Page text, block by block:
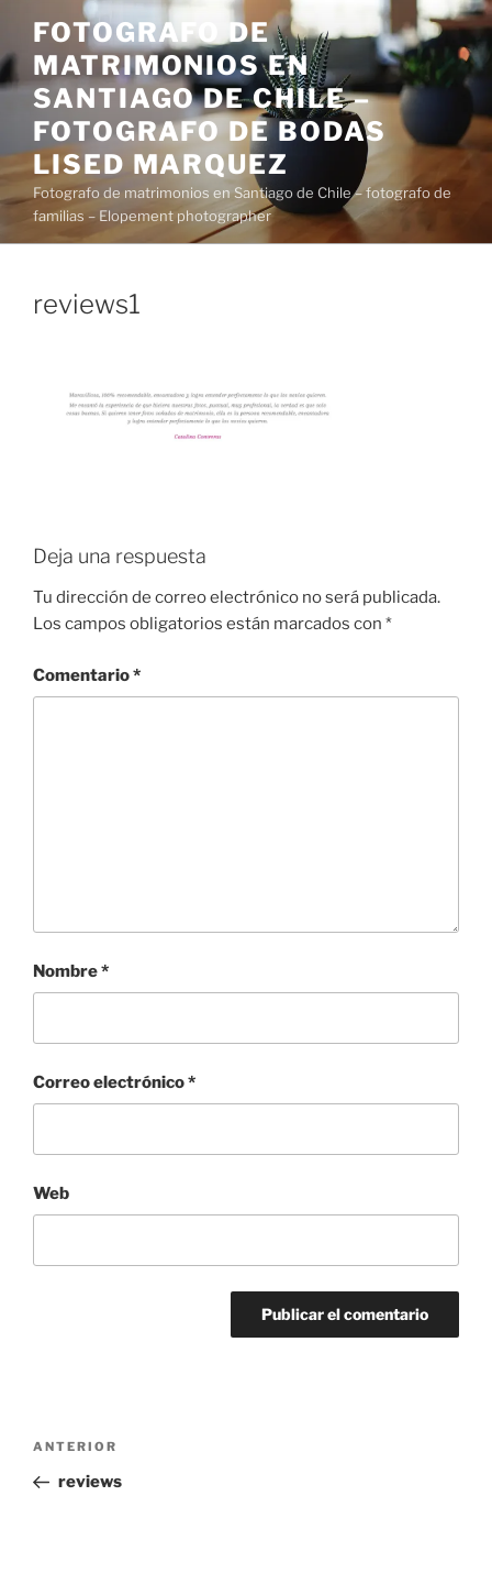
contenido
FOTOGRAFO DE
MATRIMONIOS EN
SANTIAGO DE CHILE –
FOTOGRAFO DE BODAS
LISED MARQUEZ
Fotografo de matrimonios en Santiago de Chile – fotografo de
familias – Elopement photographer
reviews1
Deja una respuesta
Tu dirección de correo electrónico no será publicada.
Los campos obligatorios están marcados con *
Comentario*
Nombre*
Correo electrónico*
Web
Navegación
entradas
Entrada
anterior:
ANTERIOR
reviews